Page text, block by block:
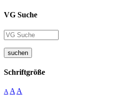
VG Suche
suchen
Schriftgröße
A A A